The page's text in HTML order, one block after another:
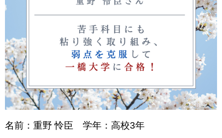
名前：重野 怜臣 学年：高校3年